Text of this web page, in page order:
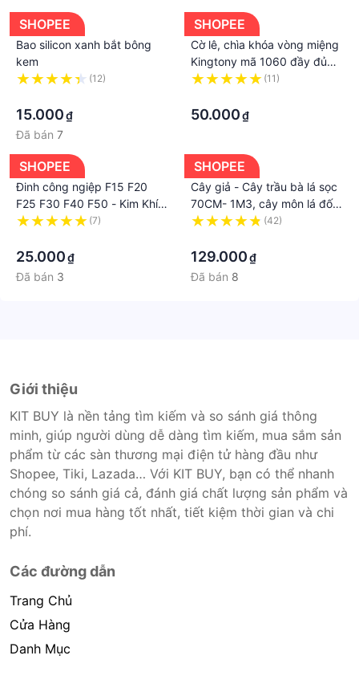
SHOPEE
Bao silicon xanh bắt bông
kem
(12)
15.000₫
Đã bán 7
SHOPEE
Cờ lê, chìa khóa vòng miệng
Kingtony mã 1060 đầy đủ
các size từ 6-32mm
(11)
50.000₫
SHOPEE
Đinh công ngiệp F15 F20
F25 F30 F40 F50 - Kim Khí
Dung Anh
(7)
25.000₫
Đã bán 3
SHOPEE
Cây giả - Cây trầu bà lá sọc
70CM- 1M3, cây môn lá đốm
giả decor siêu xinh.
(42)
129.000₫
Đã bán 8
Giới thiệu
KIT BUY là nền tảng tìm kiếm và so sánh giá thông
minh, giúp người dùng dễ dàng tìm kiếm, mua sắm sản
phẩm từ các sàn thương mại điện tử hàng đầu như
Shopee, Tiki, Lazada… Với KIT BUY, bạn có thể nhanh
chóng so sánh giá cả, đánh giá chất lượng sản phẩm và
chọn nơi mua hàng tốt nhất, tiết kiệm thời gian và chi
phí.
Các đường dẫn
Trang Chủ
Cửa Hàng
Danh Mục